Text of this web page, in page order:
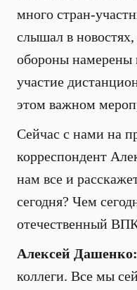
много стран-
слышал в
обороны намерены
участие
этом важном
Сейчас с нами на
корреспондент
нам все и
сегодня? Чем
отечественный
Алексей Дашенко:
коллеги. Все мы